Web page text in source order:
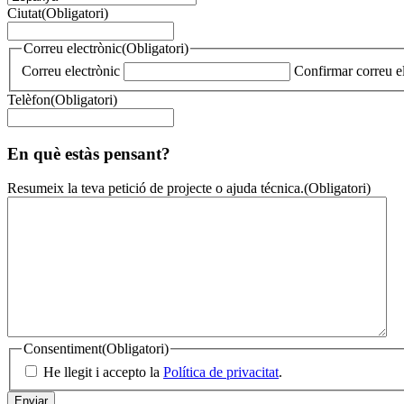
Ciutat(Obligatori)
Correu electrònic(Obligatori)
Correu electrònic
Confirmar correu
Telèfon(Obligatori)
En què estàs pensant?
Resumeix la teva petició de projecte o ajuda técnica.(Obligatori)
Consentiment(Obligatori)
He llegit i accepto la Política de privacitat.